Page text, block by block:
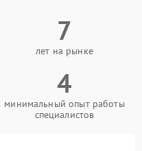
7
лет на рынке
4
минимальный опыт работы
специалистов